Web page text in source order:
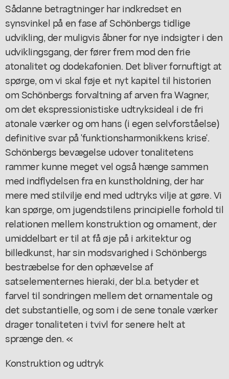
Sådanne betragtninger har indkredset en
synsvinkel på en fase af Schönbergs tidlige
udvikling, der muligvis åbner for nye indsigter i den
udviklingsgang, der fører frem mod den frie
atonalitet og dodekafonien. Det bliver fornuftigt at
spørge, om vi skal føje et nyt kapitel til historien
om Schönbergs forvaltning af arven fra Wagner,
om det ekspressionistiske udtryksideal i de fri
atonale værker og om hans (i egen selvforståelse)
definitive svar på 'funktionsharmonikkens krise'.
Schönbergs bevægelse udover tonalitetens
rammer kunne meget vel også hænge sammen
med indflydelsen fra en kunstholdning, der har
mere med stilvilje end med udtryks vilje at gøre. Vi
kan spørge, om jugendstilens principielle forhold til
relationen mellem konstruktion og ornament, der
umiddelbart er til at få øje på i arkitektur og
billedkunst, har sin modsvarighed i Schönbergs
bestræbelse for den ophævelse af
satselementernes hieraki, der bl.a. betyder et
farvel til sondringen mellem det ornamentale og
det substantielle, og som i de sene tonale værker
drager tonaliteten i tvivl for senere helt at
sprænge den. «
Konstruktion og udtryk